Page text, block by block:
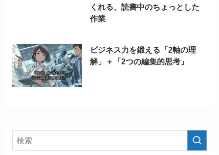
くれる、読書中のちょっとした
作業
ビジネス力を鍛える「2軸の理
解」＋「2つの編集的思考」